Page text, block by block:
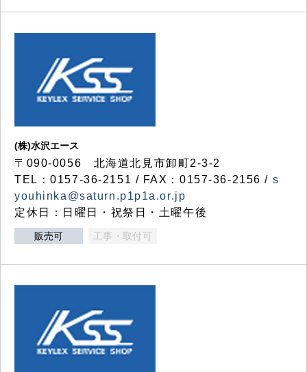
(株)水沢エース
〒090-0056 北海道北見市卸町2-3-2
TEL：0157-36-2151 / FAX：0157-36-2156 / s
youhinka@saturn.p1p1a.or.jp
定休日：日曜日・祝祭日・土曜午後
販売可 工事・取付可